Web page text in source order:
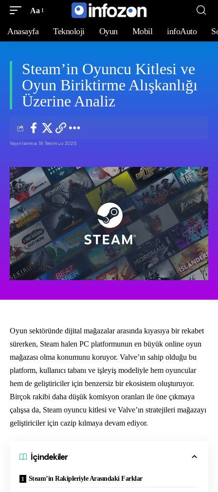
Aa
Anasayfa Teknoloji Oyun Mobil infoAuto
Steam’in Oyuncu Kitlesi ve
Oyun Biriktirme Alışkanlığı
Üzerine Analiz
Yayınlanma: 18 Temmuz 2025
Oyun sektöründe dijital mağazalar arasında kıyasıya bir rekabet
sürerken, Steam halen PC platformunun en büyük online oyun
mağazası olma konumunu koruyor. Valve’ın sahip olduğu bu
platform, kullanıcı tabanı ve işleyiş modeliyle hem oyuncular
hem de geliştiriciler için benzersiz bir ekosistem oluşturuyor.
Birçok rakibi daha düşük komisyon oranları ile öne çıkmaya
çalışsa da, Steam oyuncu kitlesi ve Valve’ın stratejileri mağazayı
geliştiriciler için cazip kılmaya devam ediyor.
İçindekiler
Steam’in Rakipleriyle Arasındaki Farklar